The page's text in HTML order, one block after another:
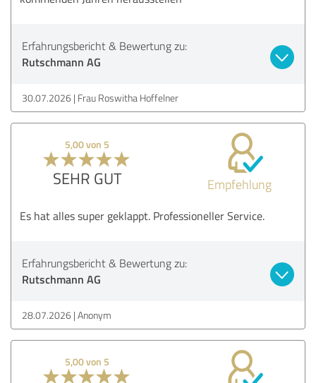
Erfahrungsbericht & Bewertung zu:
Rutschmann AG
30.07.2026 Frau Roswitha Hoffelner
5,00 von 5
SEHR GUT Empfehlung
Es hat alles super geklappt. Professioneller Service.
Erfahrungsbericht & Bewertung zu:
Rutschmann AG
28.07.2026 Anonym
5,00 von 5